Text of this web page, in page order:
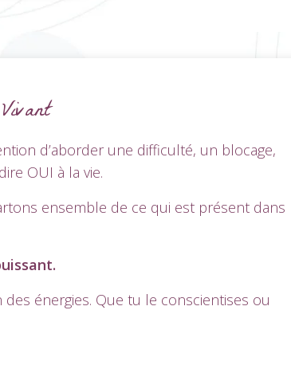
d’aborder une difficulté, un blocage,
OUI à la vie.
ensemble de ce qui est présent dans
énergies. Que tu le conscientises ou